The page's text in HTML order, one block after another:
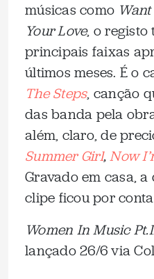
músicas como
Your Love, o registo
principais faixas
últimos meses. É o
The Steps, canção
das banda pela
além, claro, de
Summer Girl,Now
Gravado em casa,
clipe ficou por
Women In Music
lançado 26/6 via